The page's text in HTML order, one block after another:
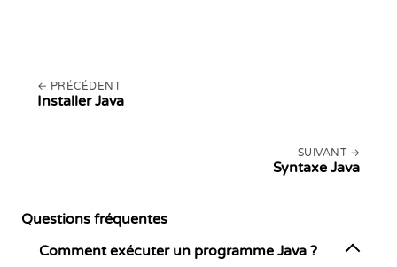
PRÉCÉDENT
Installer Java
SUIVANT
Syntaxe Java
Questions fréquentes
Comment exécuter un programme Java ?